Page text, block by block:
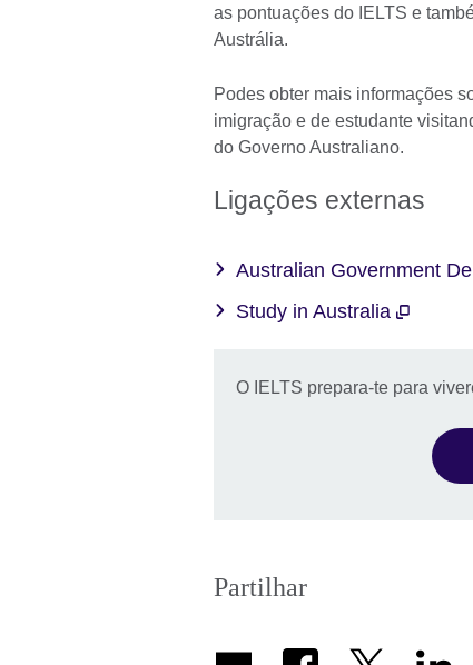
as pontuações do IELTS e
Austrália.
Podes obter mais informações
imigração e de estudante
do Governo Australiano.
Ligações externas
Australian Government
Study in Australia
O IELTS prepara-te para
Partilhar